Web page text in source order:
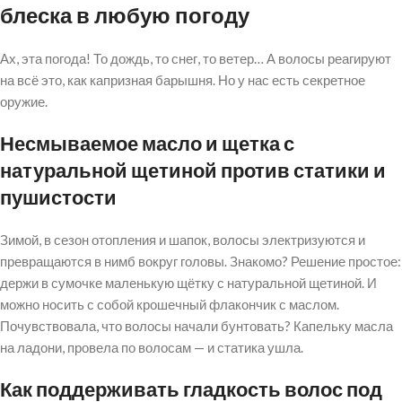
блеска в любую погоду
Ах, эта погода! То дождь, то снег, то ветер… А волосы реагируют
на всё это, как капризная барышня. Но у нас есть секретное
оружие.
Несмываемое масло и щетка с
натуральной щетиной против статики и
пушистости
Зимой, в сезон отопления и шапок, волосы электризуются и
превращаются в нимб вокруг головы. Знакомо? Решение простое:
держи в сумочке маленькую щётку с натуральной щетиной. И
можно носить с собой крошечный флакончик с маслом.
Почувствовала, что волосы начали бунтовать? Капельку масла
на ладони, провела по волосам — и статика ушла.
Как поддерживать гладкость волос под